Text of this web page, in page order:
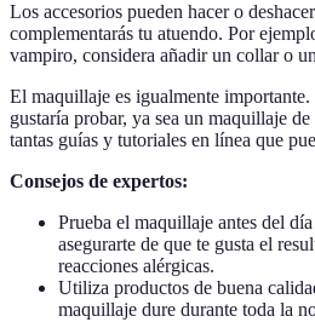
Los accesorios pueden hacer o
complementarás tu atuendo. Por
vampiro, considera añadir un collar o
El maquillaje es igualmente
gustaría probar, ya sea un maquillaje
tantas guías y tutoriales en línea que
Consejos de expertos:
Prueba el maquillaje antes del
asegurarte de que te gusta el
reacciones alérgicas.
Utiliza productos de buena
maquillaje dure durante toda la